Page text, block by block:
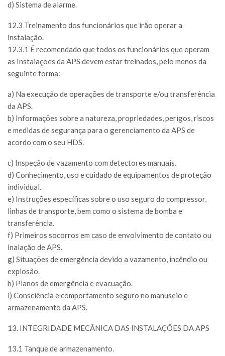
d) Sistema de alarme.
12.3 Treinamento dos funcionários que irão operar a
instalação.
12.3.1 É recomendado que todos os funcionários que operam
as Instalações da APS devem estar treinados, pelo menos da
seguinte forma:
a) Na execução de operações de transporte e/ou transferência
da APS.
b) Informações sobre a natureza, propriedades, perigos, riscos
e medidas de segurança para o gerenciamento da APS de
acordo com o seu HDS.
c) Inspeção de vazamento com detectores manuais.
d) Conhecimento, uso e cuidado de equipamentos de proteção
individual.
e) Instruções específicas sobre o uso seguro do compressor,
linhas de transporte, bem como o sistema de bomba e
transferência.
f) Primeiros socorros em caso de envolvimento de contato ou
inalação de APS.
g) Situações de emergência devido a vazamento, incêndio ou
explosão.
h) Planos de emergência e evacuação.
i) Consciência e comportamento seguro no manuseio e
armazenamento da APS.
13. INTEGRIDADE MECÂNICA DAS INSTALAÇÕES DA APS
13.1 Tanque de armazenamento.